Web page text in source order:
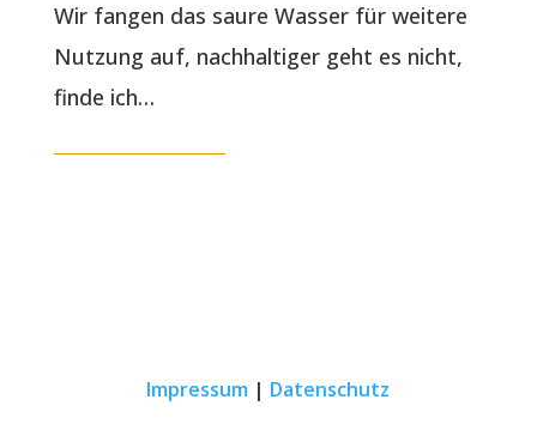
Wir fangen das saure Wasser für weitere
Nutzung auf, nachhaltiger geht es nicht,
finde ich…
Impressum | Datenschutz